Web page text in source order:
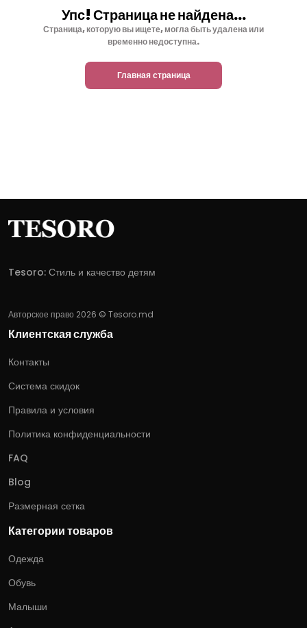
Упс! Страница не найдена...
Страница, которую вы ищете, могла быть удалена или
временно недоступна.
Главная страница
Tesoro: Стиль и качество детям
Авторское право 2026 © Tesoro.md
Клиентская служба
Контакты
Система скидок
Правила и условия
Политика конфиденциальности
FAQ
Blog
Размерная сетка
Категории товаров
Одежда
Обувь
Малыши